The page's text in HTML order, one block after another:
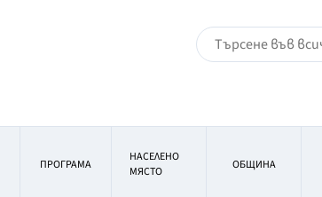
ПРОГРАМА
НАСЕЛЕНО
МЯСТО
OБЩИНА